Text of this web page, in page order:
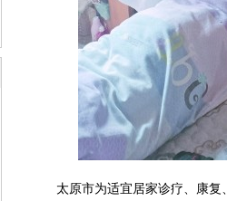
太原市为适宜居家诊疗、康